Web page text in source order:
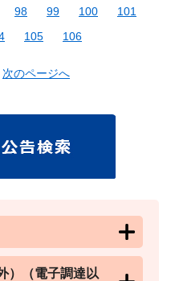
98 99 100
101
105 106
次のページへ
）（電子調達以